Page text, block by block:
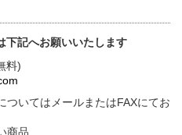
下記へお願いいたします
料)
ついてはメールまたはFAXにてお
商品